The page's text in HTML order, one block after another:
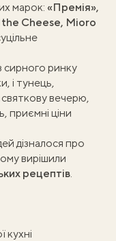
марок: «Премія»,
the Cheese, Mioro
сирного ринку
і тунець,
вечерю,
приємні ціни
дізналося про
вирішили
рецептів.
кухні